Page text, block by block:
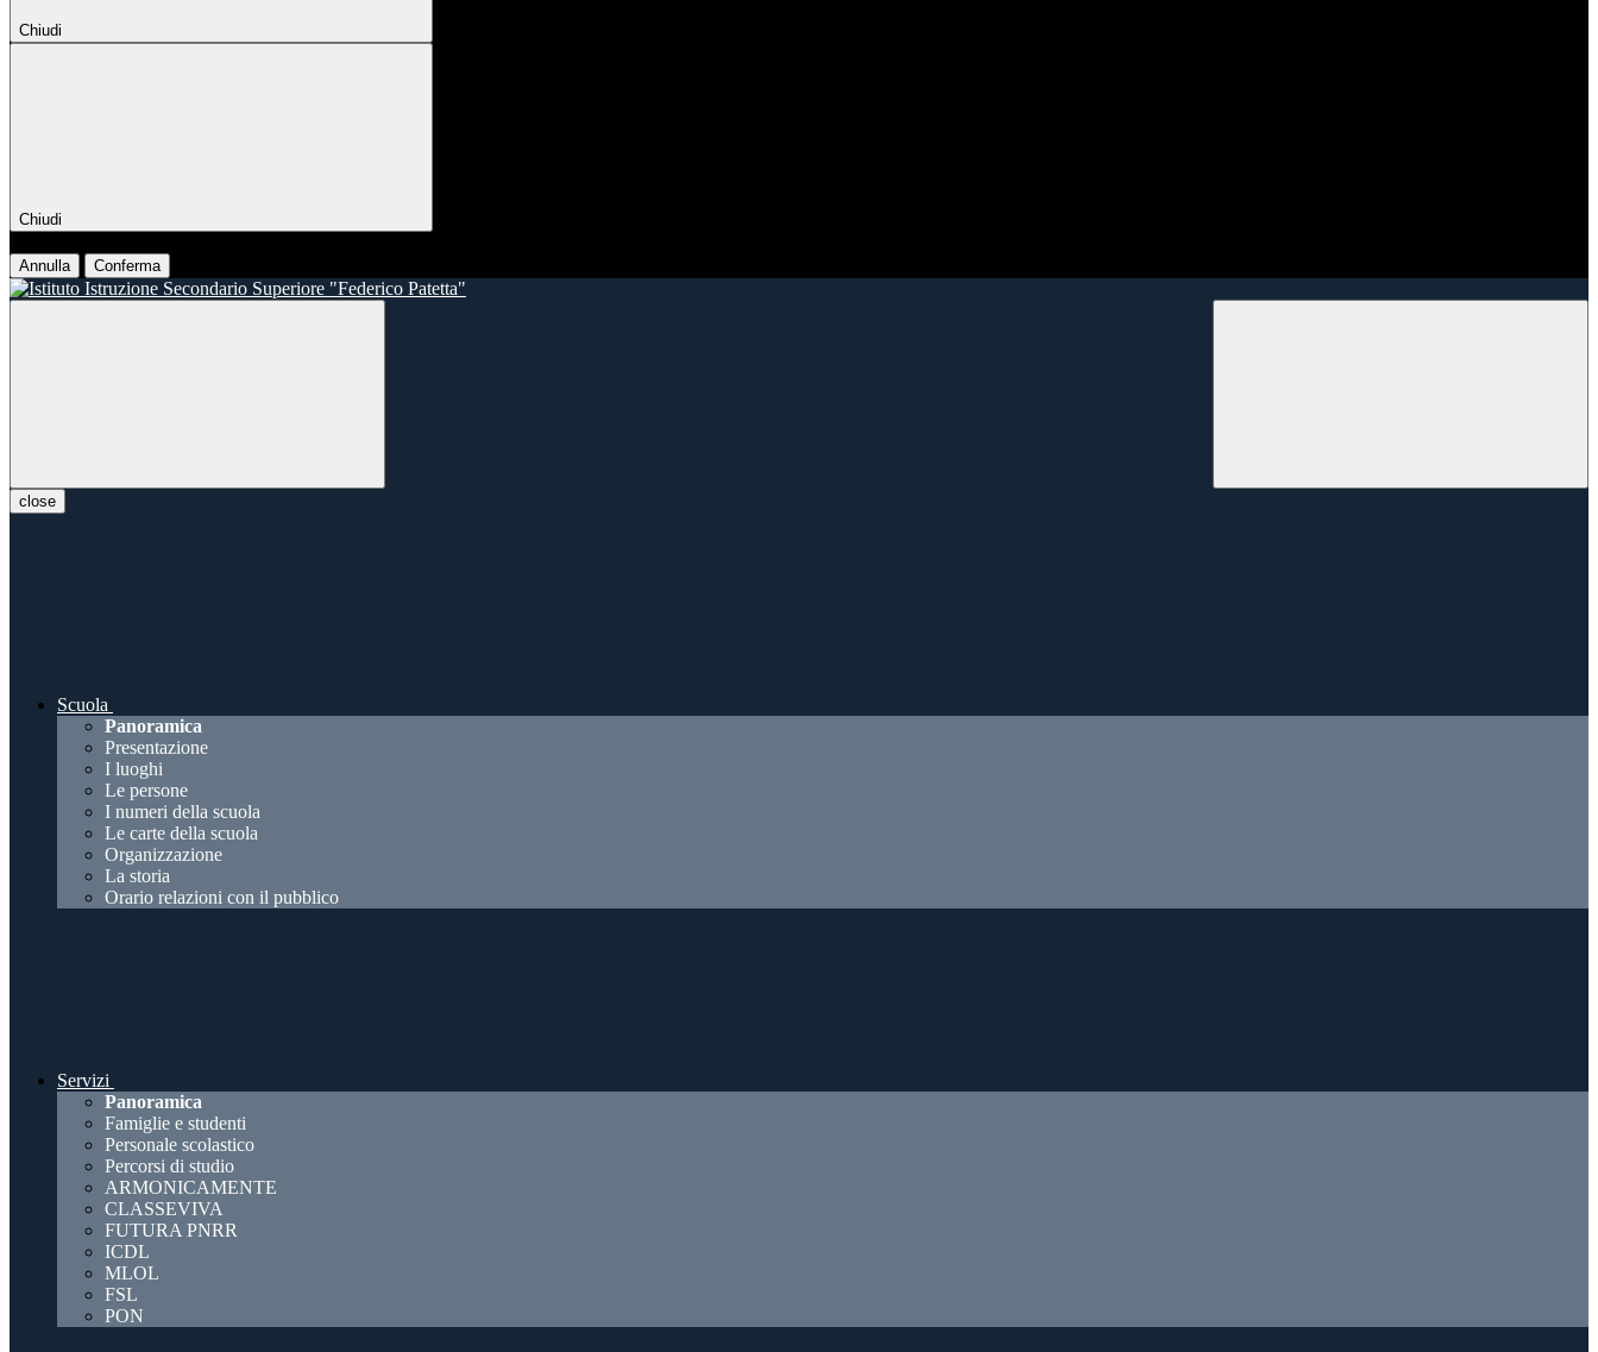
Chiudi
Chiudi
Annulla Conferma
close
Scuola
Panoramica
Presentazione
I luoghi
Le persone
I numeri della scuola
Le carte della scuola
Organizzazione
La storia
Orario relazioni con il pubblico
Servizi
Panoramica
Famiglie e studenti
Personale scolastico
Percorsi di studio
ARMONICAMENTE
CLASSEVIVA
FUTURA PNRR
ICDL
MLOL
FSL
PON